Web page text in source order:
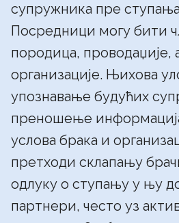
супружника пре ступања
Посредници могу бити
породица, проводаџије,
организације. Њихова
упознавање будућих
преношење
услова брака и
претходи склапању
одлуку о ступању у њу
партнери, често уз